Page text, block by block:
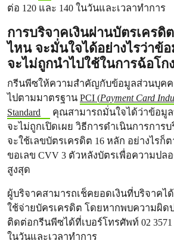
ต่อ 120 และ 140 ในวันและเวลาทำการ
การบริจาคเงินผ่านบัตรเคร
ไหน จะมั่นใจได้อย่างไรว่าข้
จะไม่ถูกนำไปใช้ในการฉ้อโก
กรีนพีซให้ความสำคัญกับข้อมูลส่วนบุค
ไปตามมาตรฐาน PCI (Payment Card
Standard
คุณสามารถมั่นใจได้ว่าข้อมู
จะไม่ถูกเปิดเผย วิธีการดำเนินการการ
จะใช้เลขบัตรเครดิต 16 หลัก อย่างไรก็
ขอเลข CVV 3 ตัวหลังบัตรเพื่อความป
สูงสุด
ผู้บริจาคสามารถเช็คยอดเงินที่บริจาคไ
ใช้จ่ายบัครเครดิต โดยหากพบความผิด
ติดต่อกรีนพีซได้ที่เบอร์โทรศัพท์ 02 3571
ในวันและเวลาทำการ